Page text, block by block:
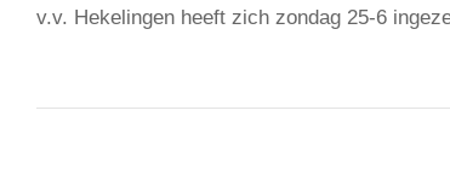
v.v. Hekelingen heeft zich zondag 25-6